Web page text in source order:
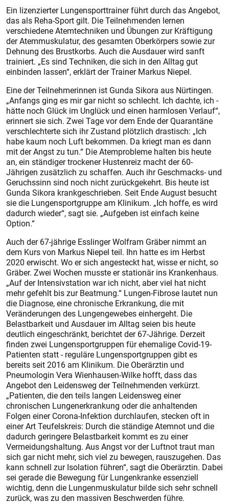
Ein lizenzierter Lungensporttrainer führt durch das Angebot,
das als Reha-Sport gilt. Die Teilnehmenden lernen
verschiedene Atemtechniken und Übungen zur Kräftigung
der Atemmuskulatur, des gesamten Oberkörpers sowie zur
Dehnung des Brustkorbs. Auch die Ausdauer wird sanft
trainiert. „Es sind Techniken, die sich in den Alltag gut
einbinden lassen“, erklärt der Trainer Markus Niepel.
Eine der Teilnehmerinnen ist Gunda Sikora aus Nürtingen.
„Anfangs ging es mir gar nicht so schlecht. Ich dachte, ich ­
hätte noch Glück im Unglück und ­einen harmlosen Verlauf“,
erinnert sie sich. Zwei Tage vor dem Ende der Quarantäne
verschlechterte sich ihr Zustand plötzlich drastisch: „Ich
habe kaum noch Luft bekommen. Da kriegt man es dann
mit der Angst zu tun.“ Die Atemprobleme halten bis heute
an, ein ständiger trockener Hustenreiz macht der 60-
Jährigen zusätzlich zu schaffen. Auch ihr Geschmacks- und
Geruchssinn sind noch nicht zurückgekehrt. Bis heute ist
Gunda Sikora krankgeschrieben. Seit Ende August besucht
sie die Lungensportgruppe am Klinikum. „Ich hoffe, es wird
dadurch wieder“, sagt sie. „Aufgeben ist einfach keine
Option.“
Auch der 67-jährige Esslinger Wolfram Gräber nimmt an
dem Kurs von Markus Niepel teil. Ihn hatte es im Herbst
2020 erwischt. Wo er sich angesteckt hat, wisse er nicht, so
Gräber. Zwei Wochen musste er stationär ins Krankenhaus.
„Auf der Intensivstation war ich nicht, aber viel hat nicht
mehr gefehlt bis zur Beatmung.“ Lungen-Fibrose lautet nun
die Diagnose, eine chronische Erkrankung, die mit
Veränderungen des Lungengewebes einhergeht. Die
Belastbarkeit und Ausdauer im Alltag seien bis heute
deutlich eingeschränkt, berichtet der 67-Jährige. Derzeit
finden zwei Lungensportgruppen für ehemalige Covid-19-
Patienten statt - reguläre Lungensportgruppen gibt es
bereits seit 2016 am Klinikum. Die Oberärztin und
Pneumologin Vera Wienhausen-Wilke hofft, dass das
Angebot den Leidensweg der Teilnehmenden verkürzt.
„Patienten, die den teils langen Leidensweg einer
chronischen Lungenerkrankung oder die anhaltenden
Folgen einer Corona-Infektion durchlaufen, stecken oft in
einer Art Teufelskreis: Durch die ständige Atemnot und die
dadurch geringere Belastbarkeit kommt es zu einer
Vermeidungshaltung. Aus Angst vor der Luftnot traut man
sich gar nicht mehr, sich viel zu bewegen, rauszugehen. Das
kann schnell zur Isolation führen“, sagt die Oberärztin. Dabei
sei gerade die Bewegung für Lungenkranke essenziell
wichtig, denn die Lungenmuskulatur bilde sich sehr schnell
zurück, was zu den massiven Beschwerden führe.